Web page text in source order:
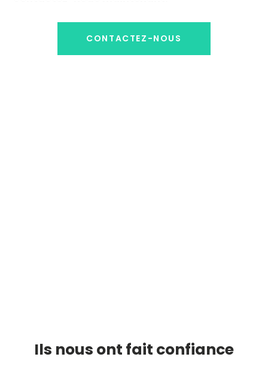
CONTACTEZ-NOUS
Ils nous ont fait confiance